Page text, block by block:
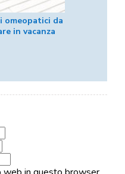
omeopatici da
in vacanza